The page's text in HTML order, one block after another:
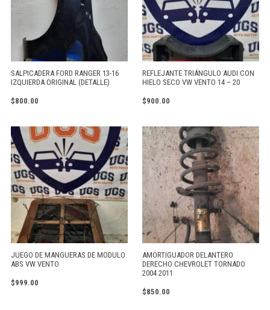
SALPICADERA FORD RANGER 13-16
IZQUIERDA ORIGINAL (DETALLE)
$800.00
REFLEJANTE TRIÁNGULO AUDI CON
HIELO SECO VW VENTO 14 – 20
$900.00
JUEGO DE MANGUERAS DE MODULO
ABS VW VENTO
$999.00
AMORTIGUADOR DELANTERO
DERECHO CHEVROLET TORNADO
2004 2011
$850.00